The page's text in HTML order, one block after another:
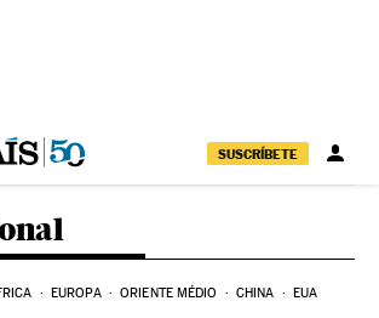
SUSCRÍBETE
EUROPA ORIENTE MÉDIO CHINA EUA